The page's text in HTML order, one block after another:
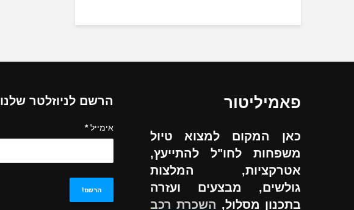
פאמיליטור
כאן המקום למצוא טיול
משפחות לחו"ל להתייעץ,
אטרקציות, המלצות
גולשים, מבצעים ועזרה
בתכנון מסלול, השכרת רכב
הרשם לניוזלטר שלנו
אימייל*